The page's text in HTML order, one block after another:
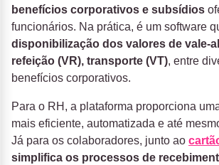
benefícios corporativos e subsídios
funcionários. Na prática, é um software
disponibilização dos valores de vale-
refeição (VR), transporte (VT), entre
benefícios corporativos.
Para o RH, a plataforma proporciona
mais eficiente, automatizada e até
Já para os colaboradores, junto ao
simplifica os processos de